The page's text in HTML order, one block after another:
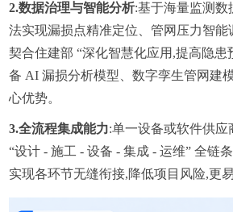
2.数据治理与智能分析:基于海量监测
法实现漏损点精准定位、管网压力智能
契合住建部 “深化智慧化应用,提高隐患
备 AI 漏损分析模型、数字孪生管网建
心优势。
3.全流程集成能力:单一设备或软件供
“设计 - 施工 - 设备 - 集成 - 运维” 全链
实现各环节无缝衔接,降低项目风险,更